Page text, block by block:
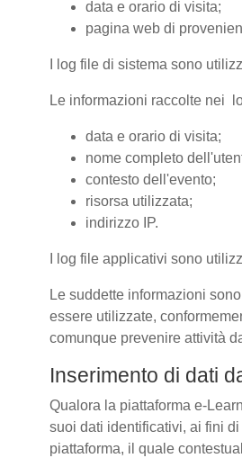
data e orario di visita;
pagina web di
I log file di sistema sono
Le informazioni raccolte nei
data e orario di visita;
nome completo
contesto dell'evento;
risorsa utilizzata;
indirizzo IP.
I log file applicativi sono
Le suddette informazioni
essere utilizzate,
comunque prevenire attività
Inserimento di dati
Qualora la piattaforma e-
suoi dati identificativi, ai fini di
piattaforma, il quale